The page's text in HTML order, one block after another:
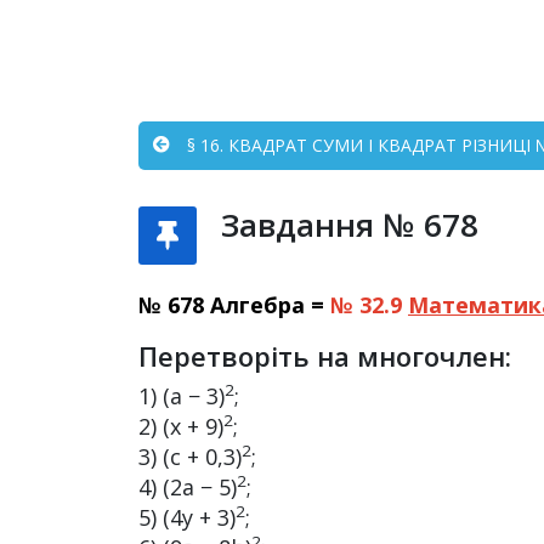
§ 16. КВАДРАТ СУМИ І КВАДРАТ РІЗНИЦІ
Завдання № 678
№ 678 Алгебра = № 32.9
Перетворіть на многочлен:
1) (a − 3)2;
2) (x + 9)2;
3) (c + 0,3)2;
4) (2a − 5)2;
5) (4y + 3)2;